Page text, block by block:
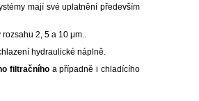
mají své uplatnění především
2, 5 a 10 μm..
hydraulické náplně.
filtračníhoa případně i chladícího